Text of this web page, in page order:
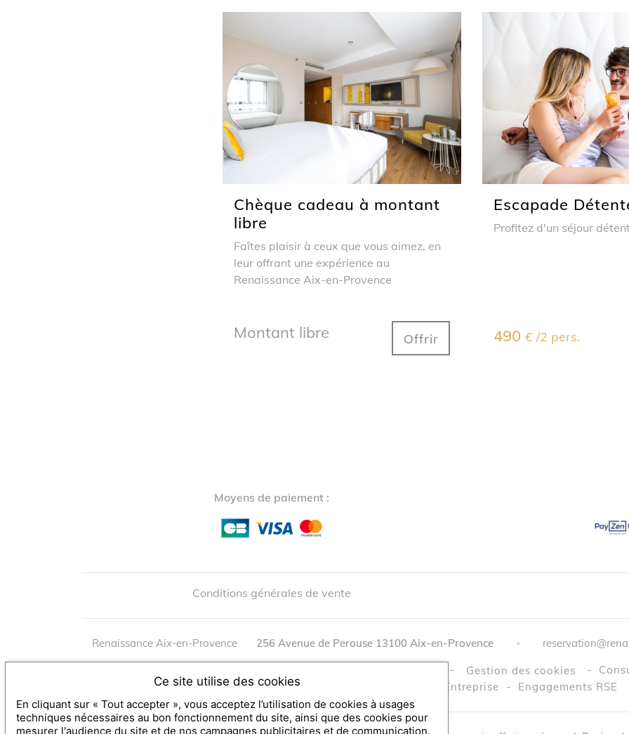
Chèque cadeau à montant
libre
Faîtes plaisir à ceux que vous aimez, en
leur offrant une expérience au
Renaissance Aix-en-Provence
Montant libre Offrir
Escapade
Profitez d'un séjour
490 € /2 pers.
Moyens de paiement :
Conditions générales de vente
Renaissance Aix-en-Provence 256 Avenue de Perouse 13100 Aix-en-Provence -
- Gestion des cookies -
Comité d'entreprise / Entreprise - Engagements RSE
Ce site utilise des cookies
En cliquant sur « Tout accepter », vous acceptez l’utilisation de cookies à usages
techniques nécessaires au bon fonctionnement du site, ainsi que des cookies pour
mesurer l'audience du site et de nos campagnes publicitaires et de communication.